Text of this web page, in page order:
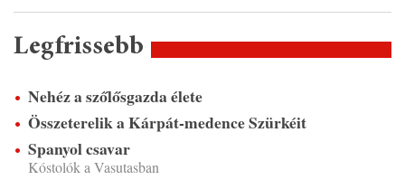
Legfrissebb
Nehéz a szőlősgazda élete
Összeterelik a Kárpát-medence Szürkéit
Spanyol csavar
Kóstolók a Vasutasban